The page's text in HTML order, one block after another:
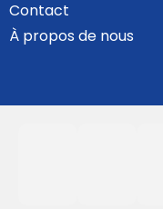
Contact
À propos de nous